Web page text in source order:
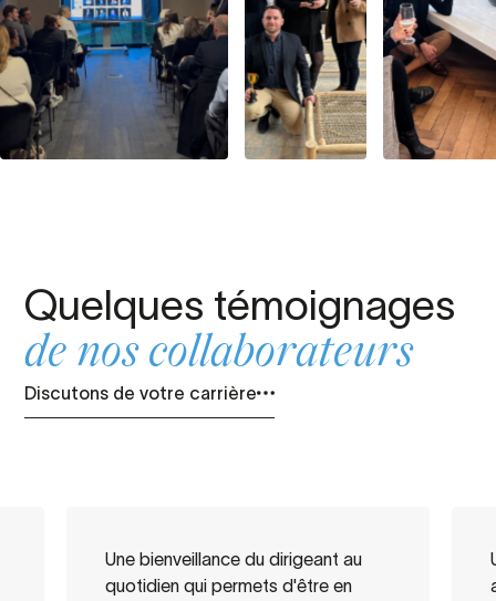
Quelques témoignages
de nos collaborateurs
Discutons de votre carrière
Une bienveillance du dirigeant au
quotidien qui permets d'être en